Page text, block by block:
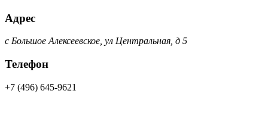
Адрес
с Большое Алексеевское, ул Центральная, д 5
Телефон
+7 (496) 645-9621